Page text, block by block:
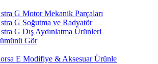
G Motor Mekanik Parçaları
G Soğutma ve Radyatör
G Dış Aydınlatma Ürünleri
Gör
E Modifiye & Aksesuar Ürünle